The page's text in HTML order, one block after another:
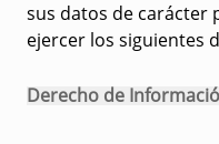
sus datos de carácter
ejercer los siguientes
Derecho de